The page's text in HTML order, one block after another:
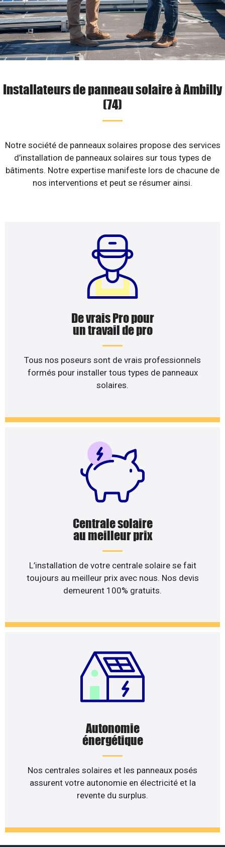
Installateurs de panneau solaire à Ambilly
(74)
Notre société de panneaux solaires propose des services
d’installation de panneaux solaires sur tous types de
bâtiments. Notre expertise manifeste lors de chacune de
nos interventions et peut se résumer ainsi.
De vrais Pro pour
un travail de pro
Tous nos poseurs sont de vrais professionnels
formés pour installer tous types de panneaux
solaires.
Centrale solaire
au meilleur prix
L’installation de votre centrale solaire se fait
toujours au meilleur prix avec nous. Nos devis
demeurent 100% gratuits.
Autonomie
énergétique
Nos centrales solaires et les panneaux posés
assurent votre autonomie en électricité et la
revente du surplus.